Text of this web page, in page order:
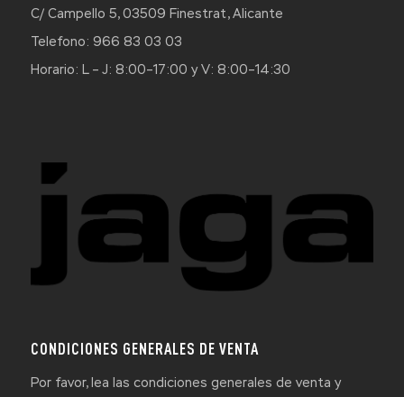
C/ Campello 5, 03509 Finestrat, Alicante
Telefono: 966 83 03 03
Horario: L – J: 8:00–17:00 y V: 8:00–14:30
CONDICIONES GENERALES DE VENTA
Por favor, lea las condiciones generales de venta y